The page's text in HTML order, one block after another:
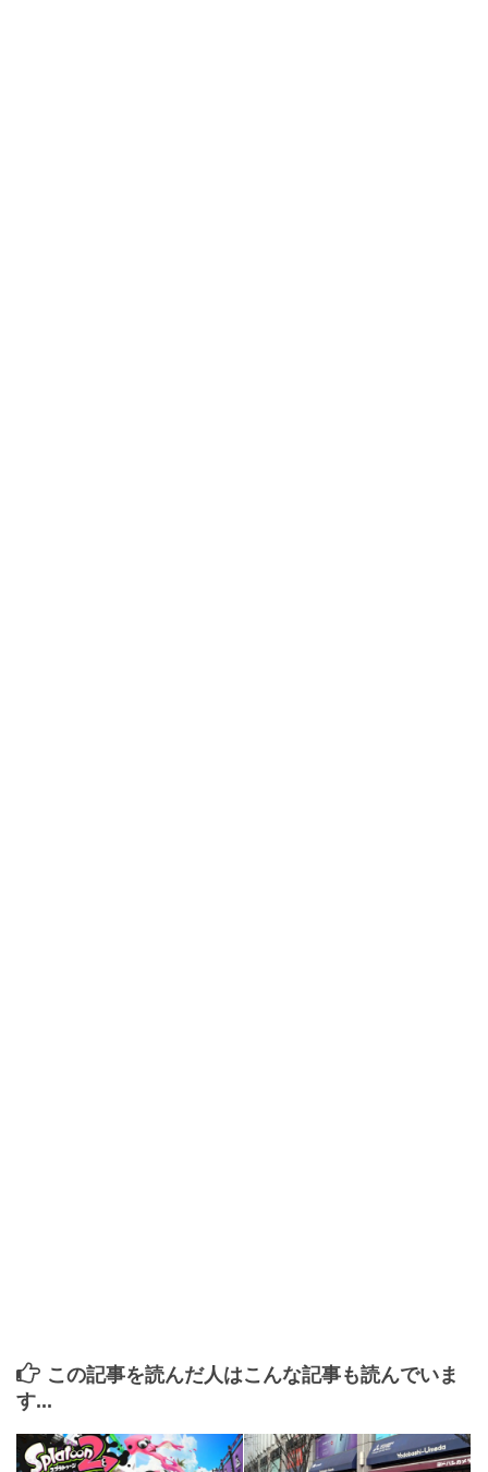
この記事を読んだ人はこんな記事も読んでいま
す...